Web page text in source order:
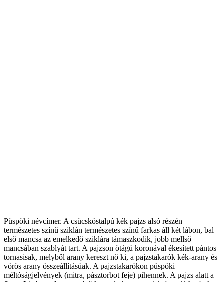
Püspöki névcímer. A csücsköstalpú kék pajzs alsó részén
természetes színű sziklán természetes színű farkas áll két lábon, bal
első mancsa az emelkedő sziklára támaszkodik, jobb mellső
mancsában szablyát tart. A pajzson ötágú koronával ékesített pántos
tornasisak, melyből arany kereszt nő ki, a pajzstakarók kék-arany és
vörös arany összeállításúak. A pajzstakarókon püspöki
méltóságjelvények (mitra, pásztorbot feje) pihennek. A pajzs alatt a